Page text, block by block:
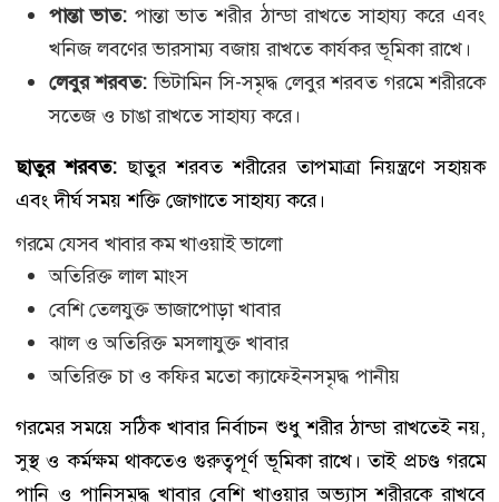
পান্তা ভাত: পান্তা ভাত শরীর ঠান্ডা রাখতে সাহায্য করে এবং
খনিজ লবণের ভারসাম্য বজায় রাখতে কার্যকর ভূমিকা রাখে।
লেবুর শরবত: ভিটামিন সি-সমৃদ্ধ লেবুর শরবত গরমে শরীরকে
সতেজ ও চাঙা রাখতে সাহায্য করে।
ছাতুর শরবত: ছাতুর শরবত শরীরের তাপমাত্রা নিয়ন্ত্রণে সহায়ক
এবং দীর্ঘ সময় শক্তি জোগাতে সাহায্য করে।
গরমে যেসব খাবার কম খাওয়াই ভালো
অতিরিক্ত লাল মাংস
বেশি তেলযুক্ত ভাজাপোড়া খাবার
ঝাল ও অতিরিক্ত মসলাযুক্ত খাবার
অতিরিক্ত চা ও কফির মতো ক্যাফেইনসমৃদ্ধ পানীয়
গরমের সময়ে সঠিক খাবার নির্বাচন শুধু শরীর ঠান্ডা রাখতেই নয়,
সুস্থ ও কর্মক্ষম থাকতেও গুরুত্বপূর্ণ ভূমিকা রাখে। তাই প্রচণ্ড গরমে
পানি ও পানিসমৃদ্ধ খাবার বেশি খাওয়ার অভ্যাস শরীরকে রাখবে